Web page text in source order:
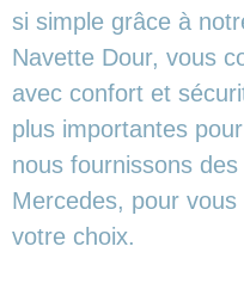
si simple grâce à
Navette Dour, vous
avec confort et
plus importantes
nous fournissons
Mercedes, pour vous
votre choix.